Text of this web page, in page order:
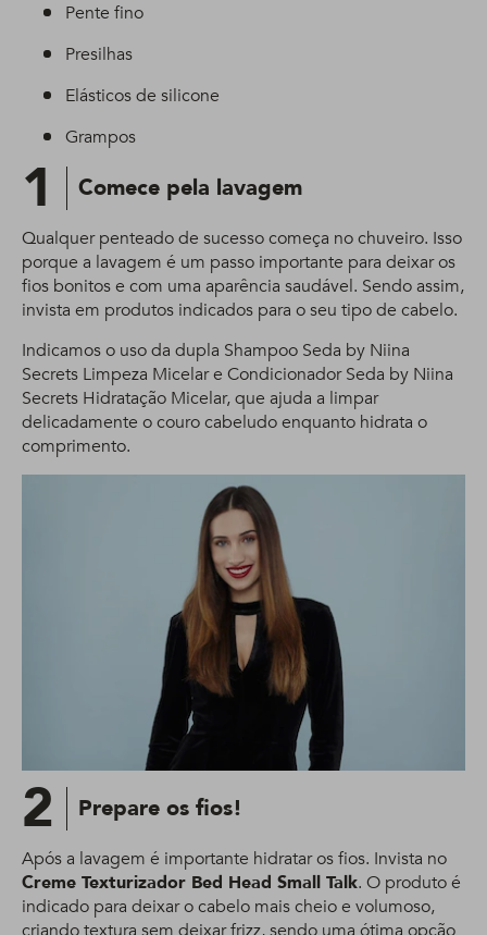
Pente fino
Presilhas
Elásticos de silicone
Grampos
1 Comece pela lavagem
Qualquer penteado de sucesso começa no chuveiro. Isso
porque a lavagem é um passo importante para deixar os
fios bonitos e com uma aparência saudável. Sendo assim,
invista em produtos indicados para o seu tipo de cabelo.
Indicamos o uso da dupla Shampoo Seda by Niina
Secrets Limpeza Micelar e Condicionador Seda by Niina
Secrets Hidratação Micelar, que ajuda a limpar
delicadamente o couro cabeludo enquanto hidrata o
comprimento.
2 Prepare os fios!
Após a lavagem é importante hidratar os fios. Invista no
Creme Texturizador Bed Head Small Talk. O produto é
indicado para deixar o cabelo mais cheio e volumoso,